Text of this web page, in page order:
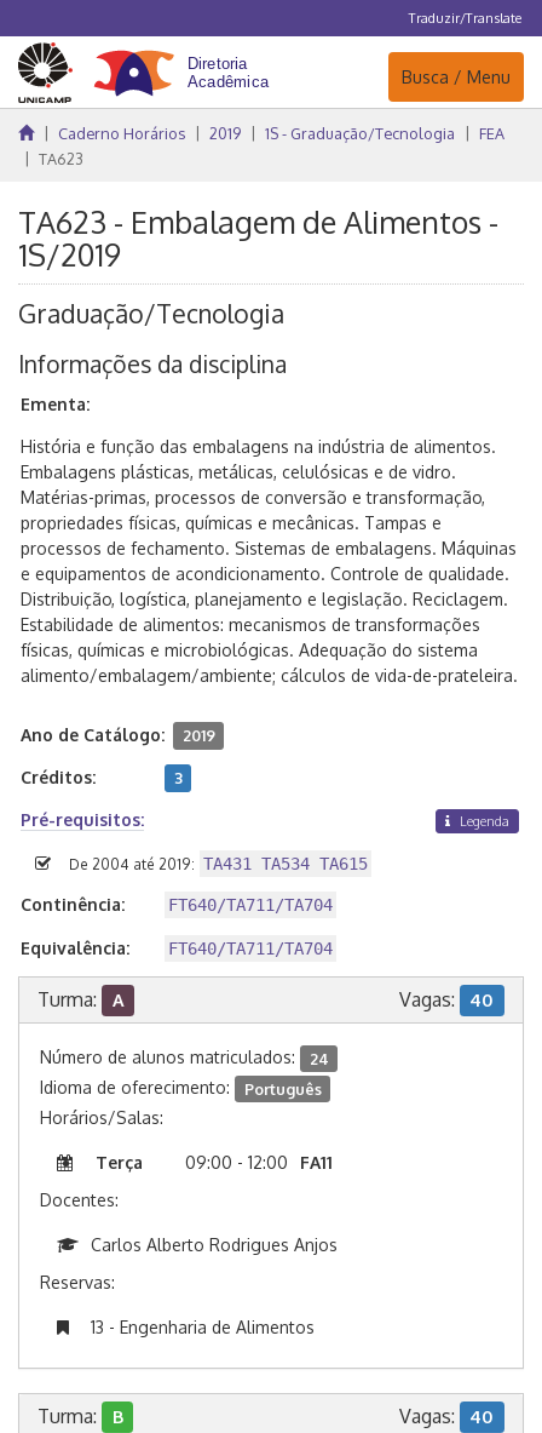
Traduzir/Translate
Navegação
Busca / Menu
Caderno Horários 2019 1S - Graduação/Tecnologia
FEA
TA623
TA623 - Embalagem de Alimentos -
1S/2019
Graduação/Tecnologia
Informações da disciplina
Ementa:
História e função das embalagens na indústria de alimentos.
Embalagens plásticas, metálicas, celulósicas e de vidro.
Matérias-primas, processos de conversão e transformação,
propriedades físicas, químicas e mecânicas. Tampas e
processos de fechamento. Sistemas de embalagens. Máquinas
e equipamentos de acondicionamento. Controle de qualidade.
Distribuição, logística, planejamento e legislação. Reciclagem.
Estabilidade de alimentos: mecanismos de transformações
físicas, químicas e microbiológicas. Adequação do sistema
alimento/embalagem/ambiente; cálculos de vida-de-prateleira.
Ano de Catálogo: 2019
Créditos: 3
Pré-requisitos: Legenda
De 2004 até 2019: TA431 TA534 TA615
Continência: FT640/TA711/TA704
Equivalência: FT640/TA711/TA704
Turma: A Vagas: 40
Número de alunos matriculados: 24
Idioma de oferecimento: Português
Horários/Salas:
Terça 09:00 - 12:00
FA11
Docentes:
Carlos Alberto Rodrigues Anjos
Reservas:
13 - Engenharia de Alimentos
Turma: B Vagas: 40